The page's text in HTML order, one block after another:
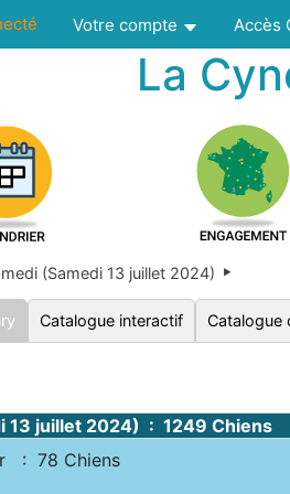
Votre compte Accès
La
(Samedi 13 juillet 2024)
Catalogue interactif Catalogue
13 juillet 2024) : 1249 Chiens
: 78 Chiens